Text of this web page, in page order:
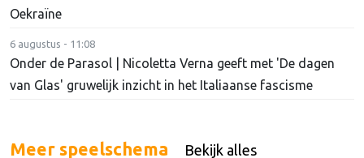
Oekraïne
6 augustus - 11:08
Onder de Parasol | Nicoletta Verna geeft met 'De dagen
van Glas' gruwelijk inzicht in het Italiaanse fascisme
Meer speelschema Bekijk alles